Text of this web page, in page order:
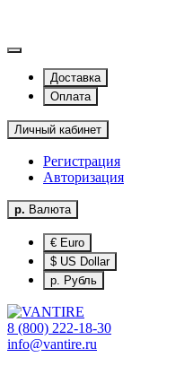
Доставка
Оплата
Личный кабинет
Регистрация
Авторизация
р. Валюта
€ Euro
$ US Dollar
р. Рубль
8 (800) 222-18-30
info@vantire.ru